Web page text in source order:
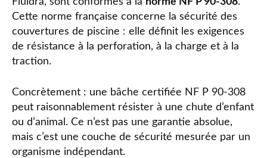
Cette norme française concerne la sécurité des
couvertures de piscine : elle définit les exigences
de résistance à la perforation, à la charge et à la
traction.
Concrètement : une bâche certifiée NF P 90-308
peut raisonnablement résister à une chute d’enfant
ou d’animal. Ce n’est pas une garantie absolue,
mais c’est une couche de sécurité mesurée par un
organisme indépendant.